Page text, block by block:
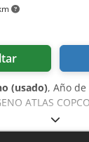
(usado), Año
ATLAS
Dzefx Andjrf